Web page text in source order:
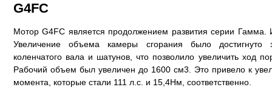
G4FC
Мотор G4FC является продолжением развития серии Гамма.
Увеличение объема камеры сгорания было достигнуто
коленчатого вала и шатунов, что позволило увеличить ход
Рабочий объем был увеличен до 1600 см3. Это привело к
момента, которые стали 111 л.с. и 15,4Нм, соответственно.